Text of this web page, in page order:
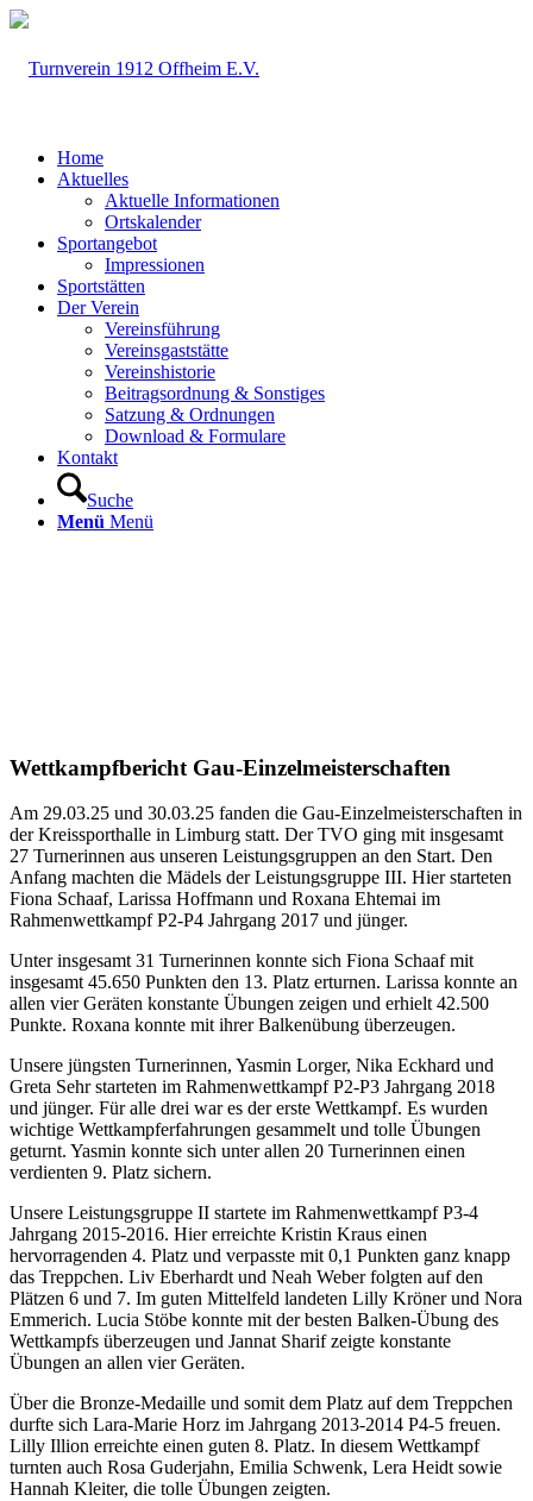
Home
Aktuelles
Aktuelle Informationen
Ortskalender
Sportangebot
Impressionen
Sportstätten
Der Verein
Vereinsführung
Vereinsgaststätte
Vereinshistorie
Beitragsordnung & Sonstiges
Satzung & Ordnungen
Download & Formulare
Kontakt
Suche
Menü Menü
Wettkampfbericht Gau-Einzelmeisterschaften
Am 29.03.25 und 30.03.25 fanden die Gau-Einzelmeisterschaften in
der Kreissporthalle in Limburg statt. Der TVO ging mit insgesamt
27 Turnerinnen aus unseren Leistungsgruppen an den Start. Den
Anfang machten die Mädels der Leistungsgruppe III. Hier starteten
Fiona Schaaf, Larissa Hoffmann und Roxana Ehtemai im
Rahmenwettkampf P2-P4 Jahrgang 2017 und jünger.
Unter insgesamt 31 Turnerinnen konnte sich Fiona Schaaf mit
insgesamt 45.650 Punkten den 13. Platz erturnen. Larissa konnte an
allen vier Geräten konstante Übungen zeigen und erhielt 42.500
Punkte. Roxana konnte mit ihrer Balkenübung überzeugen.
Unsere jüngsten Turnerinnen, Yasmin Lorger, Nika Eckhard und
Greta Sehr starteten im Rahmenwettkampf P2-P3 Jahrgang 2018
und jünger. Für alle drei war es der erste Wettkampf. Es wurden
wichtige Wettkampferfahrungen gesammelt und tolle Übungen
geturnt. Yasmin konnte sich unter allen 20 Turnerinnen einen
verdienten 9. Platz sichern.
Unsere Leistungsgruppe II startete im Rahmenwettkampf P3-4
Jahrgang 2015-2016. Hier erreichte Kristin Kraus einen
hervorragenden 4. Platz und verpasste mit 0,1 Punkten ganz knapp
das Treppchen. Liv Eberhardt und Neah Weber folgten auf den
Plätzen 6 und 7. Im guten Mittelfeld landeten Lilly Kröner und Nora
Emmerich. Lucia Stöbe konnte mit der besten Balken-Übung des
Wettkampfs überzeugen und Jannat Sharif zeigte konstante
Übungen an allen vier Geräten.
Über die Bronze-Medaille und somit dem Platz auf dem Treppchen
durfte sich Lara-Marie Horz im Jahrgang 2013-2014 P4-5 freuen.
Lilly Illion erreichte einen guten 8. Platz. In diesem Wettkampf
turnten auch Rosa Guderjahn, Emilia Schwenk, Lera Heidt sowie
Hannah Kleiter, die tolle Übungen zeigten.